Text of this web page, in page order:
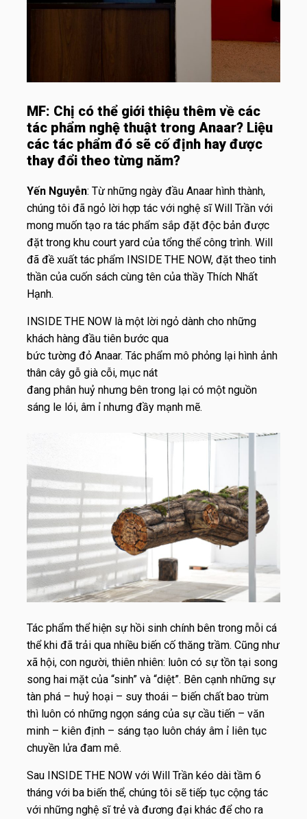
MF: Chị có thể giới thiệu thêm về các
tác phẩm nghệ thuật trong Anaar? Liệu
các tác phẩm đó sẽ cố định hay được
thay đổi theo từng năm?
Yến Nguyễn: Từ những ngày đầu Anaar hình thành,
chúng tôi đã ngỏ lời hợp tác với nghệ sĩ Will Trần với
mong muốn tạo ra tác phẩm sắp đặt độc bản được
đặt trong khu court yard của tổng thể công trình. Will
đã đề xuất tác phẩm INSIDE THE NOW, đặt theo tinh
thần của cuốn sách cùng tên của thầy Thích Nhất
Hạnh.
INSIDE THE NOW là một lời ngỏ dành cho những
khách hàng đầu tiên bước qua
bức tường đỏ Anaar. Tác phẩm mô phỏng lại hình ảnh
thân cây gỗ già cỗi, mục nát
đang phân huỷ nhưng bên trong lại có một nguồn
sáng le lói, âm ỉ nhưng đầy mạnh mẽ.
Tác phẩm thể hiện sự hồi sinh chính bên trong mỗi cá
thể khi đã trải qua nhiều biến cố thăng trầm. Cũng như
xã hội, con người, thiên nhiên: luôn có sự tồn tại song
song hai mặt của “sinh” và “diệt”. Bên cạnh những sự
tàn phá – huỷ hoại – suy thoái – biến chất bao trùm
thì luôn có những ngọn sáng của sự cầu tiến – văn
minh – kiên định – sáng tạo luôn cháy âm ỉ liên tục
chuyền lửa đam mê.
Sau INSIDE THE NOW với Will Trần kéo dài tầm 6
tháng với ba biến thể, chúng tôi sẽ tiếp tục cộng tác
với những nghệ sĩ trẻ và đương đại khác để cho ra